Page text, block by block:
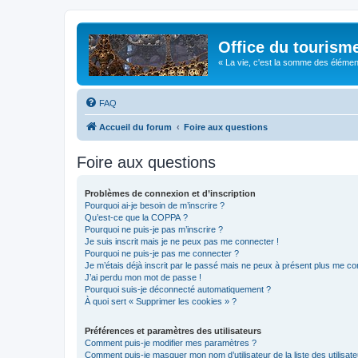
Office du
« La vie, c'est la somme des
FAQ
Accueil du forum Foire aux questions
Foire aux questions
Problèmes de connexion et d’inscription
Pourquoi ai-je besoin de m’inscrire ?
Qu’est-ce que la COPPA ?
Pourquoi ne puis-je pas m’inscrire ?
Je suis inscrit mais je ne peux pas me connecter !
Pourquoi ne puis-je pas me connecter ?
Je m’étais déjà inscrit par le passé mais ne peux à présent plus me
J’ai perdu mon mot de passe !
Pourquoi suis-je déconnecté automatiquement ?
À quoi sert « Supprimer les cookies » ?
Préférences et paramètres des utilisateurs
Comment puis-je modifier mes paramètres ?
Comment puis-je masquer mon nom d’utilisateur de la liste des